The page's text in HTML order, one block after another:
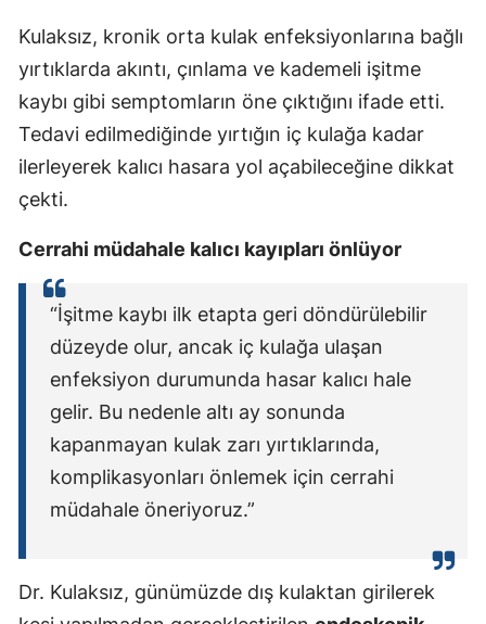
Kulaksız, kronik orta kulak enfeksiyonlarına bağlı
yırtıklarda akıntı, çınlama ve kademeli işitme
kaybı gibi semptomların öne çıktığını ifade etti.
Tedavi edilmediğinde yırtığın iç kulağa kadar
ilerleyerek kalıcı hasara yol açabileceğine dikkat
çekti.
Cerrahi müdahale kalıcı kayıpları önlüyor
“İşitme kaybı ilk etapta geri döndürülebilir
düzeyde olur, ancak iç kulağa ulaşan
enfeksiyon durumunda hasar kalıcı hale
gelir. Bu nedenle altı ay sonunda
kapanmayan kulak zarı yırtıklarında,
komplikasyonları önlemek için cerrahi
müdahale öneriyoruz.”
Dr. Kulaksız, günümüzde dış kulaktan girilerek